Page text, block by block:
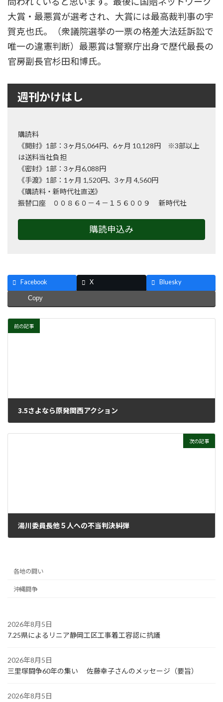
大賞・最悪賞が選考され、大賞には最高裁判事の宇
賀克也氏。（衆議院選挙の一票の格差大法廷訴訟で
唯一の違憲判断）最悪賞は警察庁出身で歴代最長の
官房副長官杉田和博氏。
週刊かけはし
購読料
《開封》1部：3ヶ月5,064円、6ヶ月 10,128円 ※3部以上
は送料当社負担
《密封》1部：3ヶ月6,088円
《手渡》1部：1ヶ月 1,520円、3ヶ月 4,560円
《購読料・新時代社直送》
振替口座 ００８６０－４－１５６００９ 新時代社
購読申込み
Facebook X Bluesky
Copy
前の記事
3.5さよなら原発関西アクション
次の記事
湯川委員長他５人への不当判決糾弾
各地の闘い
沖縄闘争
2026年8月5日
7.25県によるリニア静岡工区工事着工容認に抗議
2026年8月5日
三里塚闘争60年の集い 佐藤幸子さんのメッセージ（要旨）
2026年8月5日